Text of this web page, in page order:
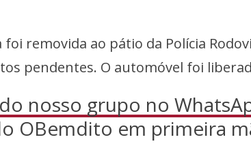
removida ao pátio da Polícia
pendentes. O automóvel foi
nosso grupo no
OBemdito em primeira